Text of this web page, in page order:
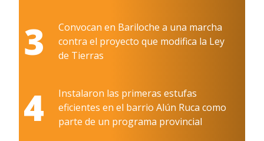
3
Convocan en Bariloche a una marcha
contra el proyecto que modifica la Ley
de Tierras
4
Instalaron las primeras estufas
eficientes en el barrio Alún Ruca como
parte de un programa provincial